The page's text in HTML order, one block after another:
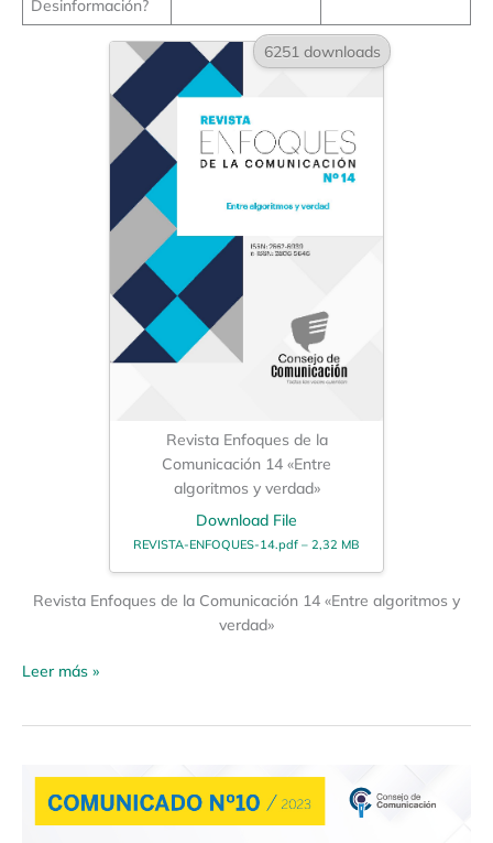
Desinformación?
6251 downloads
Revista Enfoques de la
Comunicación 14 «Entre
algoritmos y verdad»
Download File
REVISTA-ENFOQUES-14.pdf – 2,32 MB
Revista Enfoques de la Comunicación 14 «Entre algoritmos y
verdad»
Leer más »
Comunicado
Oficial
10